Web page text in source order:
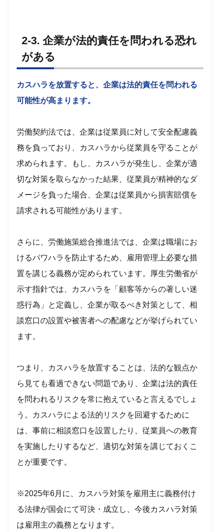
2-3. 企業が法的責任を問われる恐れ
がある
カスハラを放置すると、企業は法的責任を問われる
可能性が高まります。
労働契約法では、企業は従業員に対して安全配慮義
務を負っており、カスハラから従業員を守ることが
求められます。もし、カスハラが発生し、企業が適
切な対策を取らなかった結果、従業員が精神的なダ
メージを負った場合、企業は従業員から損害賠償を
請求される可能性があります。
さらに、労働施策総合推進法では、企業は職場にお
けるパワハラを防止するため、雇用管理上必要な措
置を講じる義務が定められています。厚生労働省が
示す指針では、カスハラを「顧客等からの著しい迷
惑行為」と定義し、企業が取るべき対策として、相
談窓口の設置や被害者への配慮などが挙げられてい
ます。
つまり、カスハラを放置することは、法的な観点か
ら見ても看過できない問題であり、企業は法的責任
を問われるリスクを常に抱えていると言えるでしょ
う。カスハラによる法的リスクを回避するために
は、事前に相談窓口を設置したり、従業員への教育
を実施したりするなど、適切な対策を講じておくこ
とが重要です。
※2025年6月に、カスハラ対策を雇用主に義務付け
る法律が国会にて可決・成立し、今後カスハラ対策
は雇用主の義務となります。